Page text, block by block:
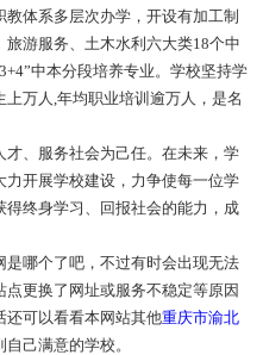
体系多层次办学，开设有加工制
游服务、土木水利六大类18个中
中本分段培养专业。学校坚持学
万人,年均职业培训逾万人，是名
、服务社会为己任。在未来，学
开展学校建设，力争使每一位学
终身学习、回报社会的能力，成
哪个了吧，不过有时会出现无法
更换了网址或服务不稳定等原因
还可以看看本网站其他重庆市渝北
己满意的学校。